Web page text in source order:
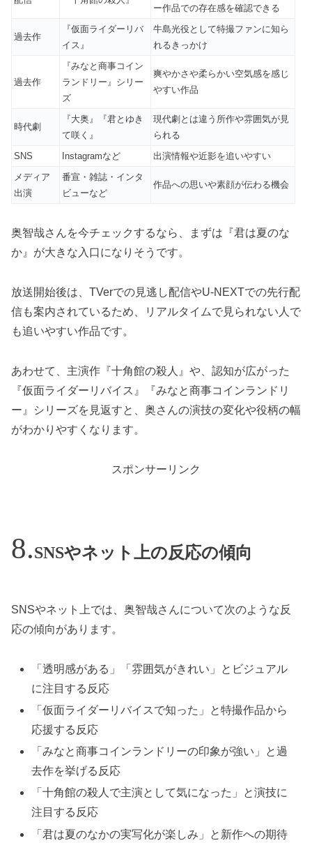
ー作品での存在感を確認できる
過去作
『仮面ライダーリバ
イス』
牛島光役として特撮ファンに知ら
れるきっかけ
過去作
『みなと商事コイン
ランドリー』シリー
ズ
爽やかさや柔らかい空気感を感じ
やすい作品
時代劇
『大奥』『君とゆき
て咲く』
現代劇とは違う所作や雰囲気が見
られる
SNS
Instagramなど
出演情報や近影を追いやすい
メディア
出演
番宣・雑誌・インタ
ビューなど
作品への思いや素顔が伝わる機会
奥智哉さんを今チェックするなら、まずは『君は夏のな
か』が大きな入口になりそうです。
放送開始後は、TVerでの見逃し配信やU-NEXTでの先行配
信も案内されているため、リアルタイムで見られない人で
も追いやすい作品です。
あわせて、主演作『十角館の殺人』や、認知が広がった
『仮面ライダーリバイス』『みなと商事コインランドリ
ー』シリーズを見返すと、奥さんの演技の変化や役柄の幅
がわかりやすくなります。
スポンサーリンク
SNSやネット上の反応の傾向
SNSやネット上では、奥智哉さんについて次のような反
応の傾向があります。
「透明感がある」「雰囲気がきれい」とビジュアル
に注目する反応
「仮面ライダーリバイスで知った」と特撮作品から
応援する反応
「みなと商事コインランドリーの印象が強い」と過
去作を挙げる反応
「十角館の殺人で主演として気になった」と演技に
注目する反応
「君は夏のなかの実写化が楽しみ」と新作への期待